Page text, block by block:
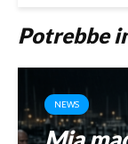
Potrebbe
NEWS